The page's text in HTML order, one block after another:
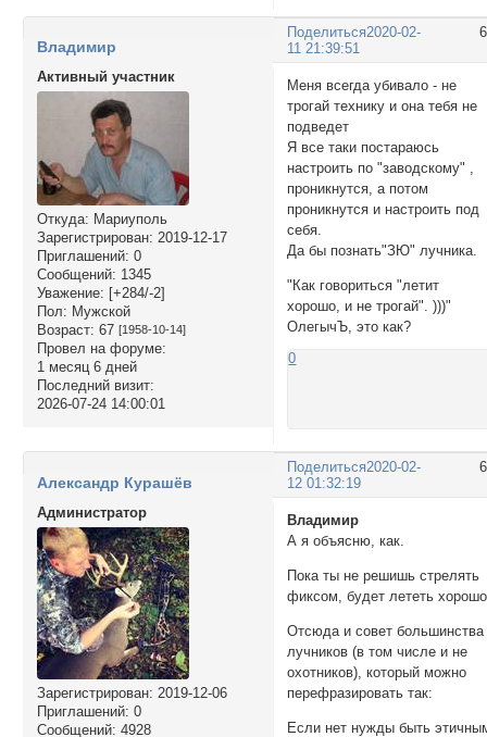
Поделиться2020-02-
11 21:39:51
Владимир
Активный участник
Откуда: Мариуполь
Зарегистрирован: 2019-12-17
Приглашений: 0
Сообщений: 1345
Уважение: [+284/-2]
Пол: Мужской
Возраст: 67 [1958-10-14]
Провел на форуме:
1 месяц 6 дней
Последний визит:
2026-07-24 14:00:01
Меня всегда убивало - не
трогай технику и она тебя не
подведет
Я все таки постараюсь
настроить по "заводскому" ,
проникнутся, а потом
проникнутся и настроить под
себя.
Да бы познать"ЗЮ" лучника.
"Как говориться "летит
хорошо, и не трогай". )))"
ОлегычЪ, это как?
0
Поделиться2020-02-
12 01:32:19
Александр Курашёв
Администратор
Зарегистрирован: 2019-12-06
Приглашений: 0
Сообщений: 4928
Владимир
А я объясню, как.
Пока ты не решишь стрелять
фиксом, будет лететь
Отсюда и совет большинства
лучников (в том числе и не
охотников), который можно
перефразировать так:
Если нет нужды быть